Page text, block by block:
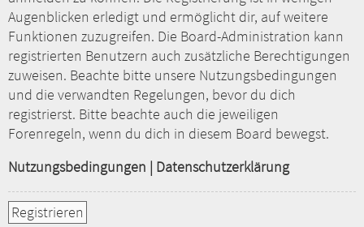
Augenblicken erledigt und ermöglicht dir, auf weitere
Funktionen zuzugreifen. Die Board-Administration kann
registrierten Benutzern auch zusätzliche Berechtigungen
zuweisen. Beachte bitte unsere Nutzungsbedingungen
und die verwandten Regelungen, bevor du dich
registrierst. Bitte beachte auch die jeweiligen
Forenregeln, wenn du dich in diesem Board bewegst.
Nutzungsbedingungen | Datenschutzerklärung
Registrieren